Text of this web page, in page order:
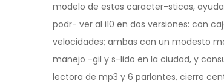
modelo de estas caracter-sticas,
podr- ver al i10 en dos versiones: con
velocidades; ambas con un modesto
manejo -gil y s-lido en la ciudad, y
lectora de mp3 y 6 parlantes, cierre